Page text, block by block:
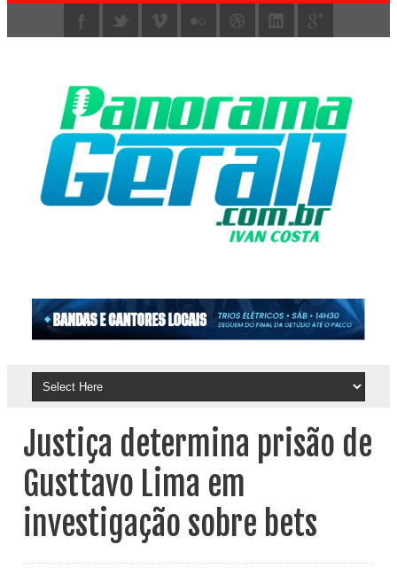
Justiça determina prisão de
Gusttavo Lima em
investigação sobre bets